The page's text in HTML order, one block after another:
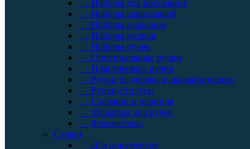
- Наборы для рисования
- Наборы карандашей
- Наборы маркеров
- Наборы мелков
- Наборы ручек
- Оригинальные ручки
- Пластиковые ручки
- Ручки из дерева и эко-материалов
- Ручки-стилусы
- Стержни и чернила
- Упаковка для ручек
- Фломастеры
Сумки
- Для документов